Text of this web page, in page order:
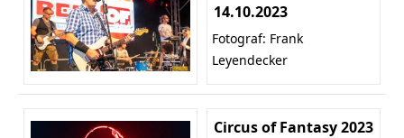
14.10.2023
Fotograf: Frank
Leyendecker
Circus of Fantasy 2023